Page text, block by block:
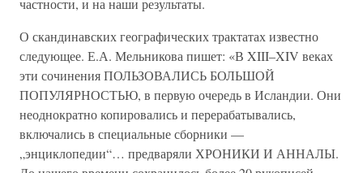
частности, и на наши результаты.
О скандинавских географических трактатах известно
следующее. Е.А. Мельникова пишет: «В XIII–XIV веках
эти сочинения ПОЛЬЗОВАЛИСЬ БОЛЬШОЙ
ПОПУЛЯРНОСТЬЮ, в первую очередь в Исландии. Они
неоднократно копировались и перерабатывались,
включались в специальные сборники —
„энциклопедии“… предваряли ХРОНИКИ И АННАЛЫ.